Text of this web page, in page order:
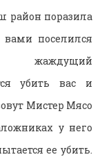
район поразила
поселился
жаждущий
убить вас и
Мистер Мясо
у него
ее убить.